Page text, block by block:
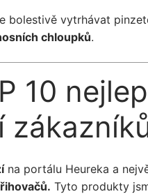
bolestivě vytrhávat
chloupků.
10
na portálu Heureka a
Tyto produkty